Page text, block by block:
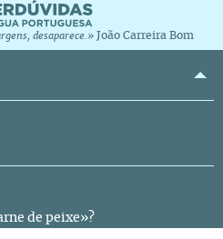
desaparece.» João Carreira Bom
de peixe»?